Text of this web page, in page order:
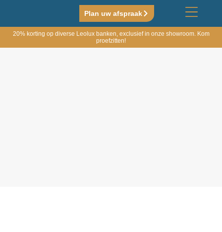
Plan uw afspraak
20% korting op diverse Leolux banken, exclusief in onze showroom. Kom
proefzitten!